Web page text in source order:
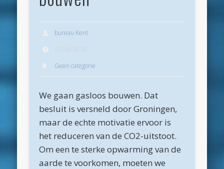
juni 2026
mei 2026
februari 2026
januari 2026
bureau Kent
26 juli 2018
Geen categorie
We gaan gasloos bouwen. Dat
besluit is versneld door Groningen,
maar de echte motivatie ervoor is
het reduceren van de CO2-uitstoot.
Om een te sterke opwarming van de
aarde te voorkomen, moeten we